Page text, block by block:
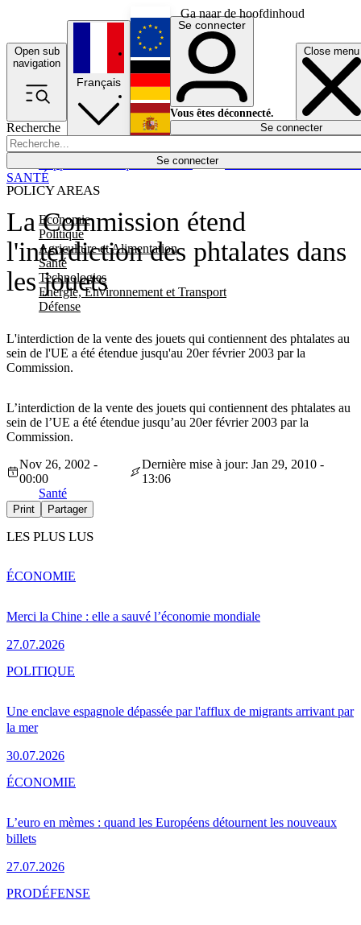
Ga naar de hoofdinhoud
Open sub
navigation
Close menu
Recherche
Se connecter
POLICY AREAS
Economie
Politique
Agriculture et Alimentation
Santé
Technologies
Energie, Environnement et Transport
Défense
Économie
Français
English
Deutsch
Español
Se connecter
Vous êtes déconnecté.
Se connecter
La Commission étend
l'interdiction des phtalates dans
les jouets
L'interdiction de la vente des jouets qui contiennent des phtalates au
sein de l'UE a été étendue jusqu'au 20er février 2003 par la
Commission.
SANTÉ
L’interdiction de la vente des jouets qui contiennent des phtalates au
sein de l’UE a été étendue jusqu’au 20er février 2003 par la
Commission.
Nov 26, 2002 -
00:00
Dernière mise à jour: Jan 29, 2010 -
13:06
Santé
Print Partager
LES PLUS LUS
Merci la Chine : elle a sauvé l’économie mondiale
27.07.2026
ÉCONOMIE
Une enclave espagnole dépassée par l'afflux de migrants arrivant par
la mer
30.07.2026
POLITIQUE
L’euro en mèmes : quand les Européens détournent les nouveaux
billets
27.07.2026
ÉCONOMIE
PRODÉFENSE